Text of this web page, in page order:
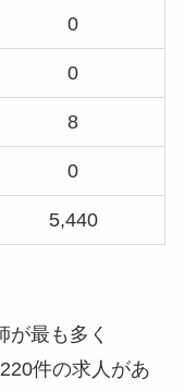
0
0
8
0
5,440
が最も多く
件の求人があ